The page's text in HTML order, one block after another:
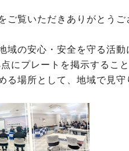
覧いただきありがとうご
の安心・安全を守る活動
にプレートを掲示すること
場所として、地域で見守